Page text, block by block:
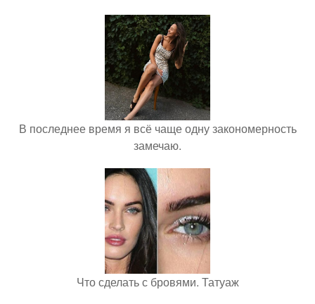
В последнее время я всё чаще одну закономерность
замечаю.
Что сделать с бровями. Татуаж